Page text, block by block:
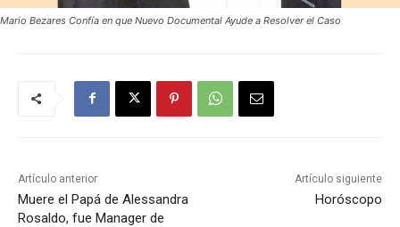
Mario Bezares Confía en que Nuevo Documental Ayude a Resolver el Caso
Artículo anterior
Muere el Papá de Alessandra
Rosaldo, fue Manager de
Artículo siguiente
Horóscopo